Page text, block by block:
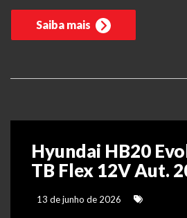
Saiba mais
Hyundai HB20
TB Flex 12V Aut.
13 de junho de 2026